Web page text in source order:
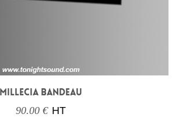
MILLECIA BANDEAU
90.00 € HT